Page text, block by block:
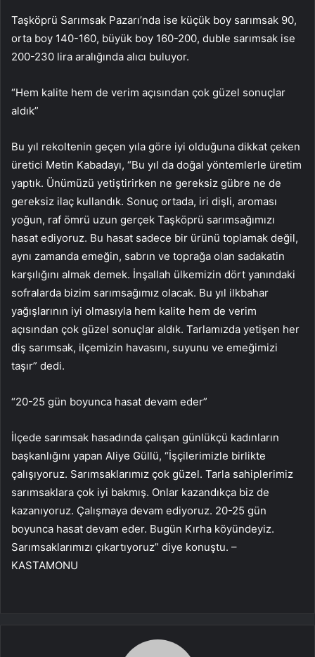
Taşköprü Sarımsak Pazarı’nda ise küçük boy sarımsak 90,
orta boy 140-160, büyük boy 160-200, duble sarımsak ise
200-230 lira aralığında alıcı buluyor.
“Hem kalite hem de verim açısından çok güzel sonuçlar
aldık”
Bu yıl rekoltenin geçen yıla göre iyi olduğuna dikkat çeken
üretici Metin Kabadayı, “Bu yıl da doğal yöntemlerle üretim
yaptık. Ünümüzü yetiştirirken ne gereksiz gübre ne de
gereksiz ilaç kullandık. Sonuç ortada, iri dişli, aroması
yoğun, raf ömrü uzun gerçek Taşköprü sarımsağımızı
hasat ediyoruz. Bu hasat sadece bir ürünü toplamak değil,
aynı zamanda emeğin, sabrın ve toprağa olan sadakatin
karşılığını almak demek. İnşallah ülkemizin dört yanındaki
sofralarda bizim sarımsağımız olacak. Bu yıl ilkbahar
yağışlarının iyi olmasıyla hem kalite hem de verim
açısından çok güzel sonuçlar aldık. Tarlamızda yetişen her
diş sarımsak, ilçemizin havasını, suyunu ve emeğimizi
taşır” dedi.
“20-25 gün boyunca hasat devam eder”
İlçede sarımsak hasadında çalışan günlükçü kadınların
başkanlığını yapan Aliye Güllü, “İşçilerimizle birlikte
çalışıyoruz. Sarımsaklarımız çok güzel. Tarla sahiplerimiz
sarımsaklara çok iyi bakmış. Onlar kazandıkça biz de
kazanıyoruz. Çalışmaya devam ediyoruz. 20-25 gün
boyunca hasat devam eder. Bugün Kırha köyündeyiz.
Sarımsaklarımızı çıkartıyoruz” diye konuştu. –
KASTAMONU